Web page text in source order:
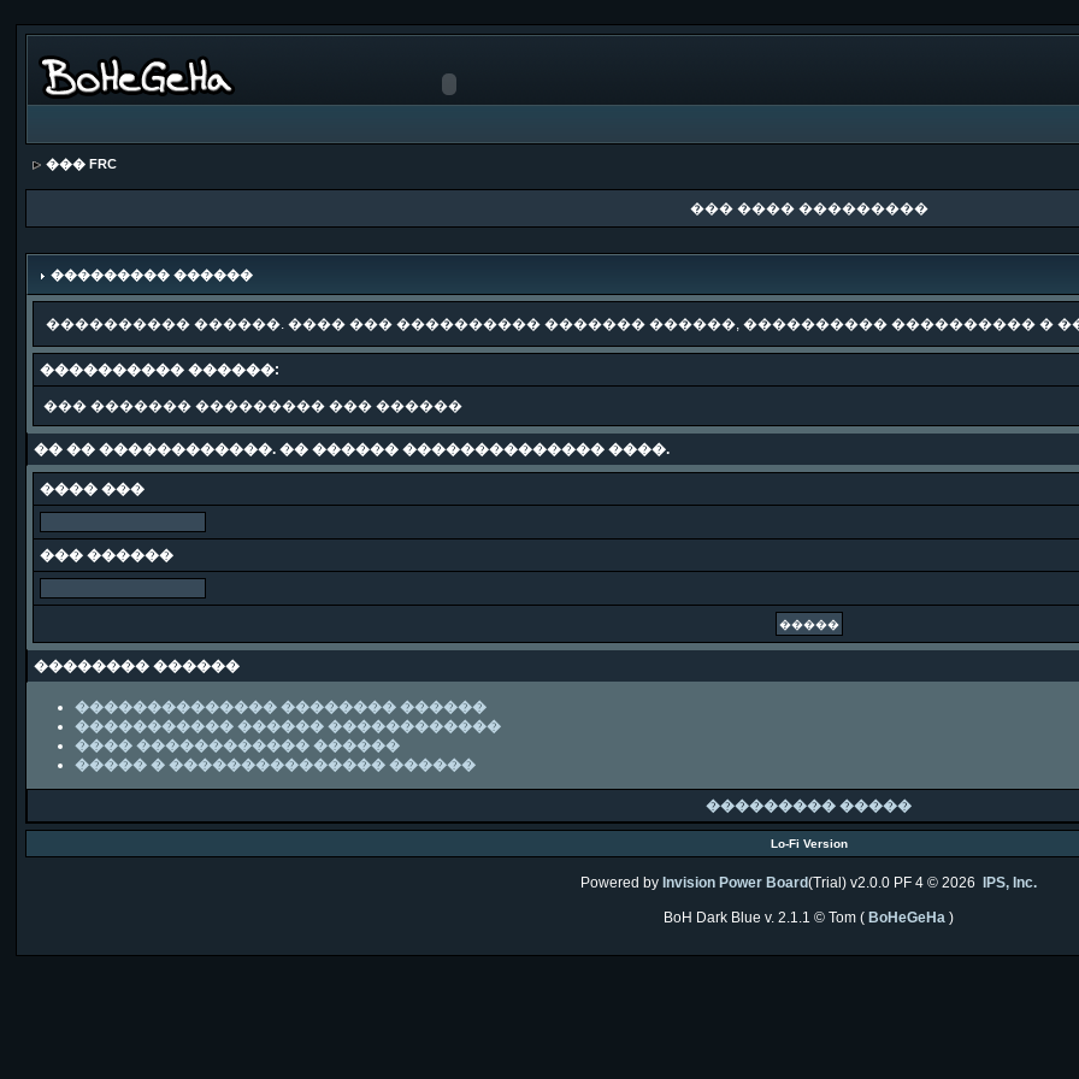
��� FRC
��� ���� ���������
��������� ������
���������� ������. ���� ��� ���������� ������� ������, ���������� ���������� �
���������� ������:
��� ������� ��������� ��� ������
�� �� ������������. �� ������ �������������� ����.
���� ���
��� ������
�������� ������
�������������� �������� ������
����������� ������ ������������
���� ������������ ������
����� � ��������������� ������
��������� �����
Lo-Fi Version
Powered by Invision Power Board(Trial) v2.0.0 PF 4 © 2026 IPS, Inc.
BoH Dark Blue v. 2.1.1 © Tom ( BoHeGeHa )